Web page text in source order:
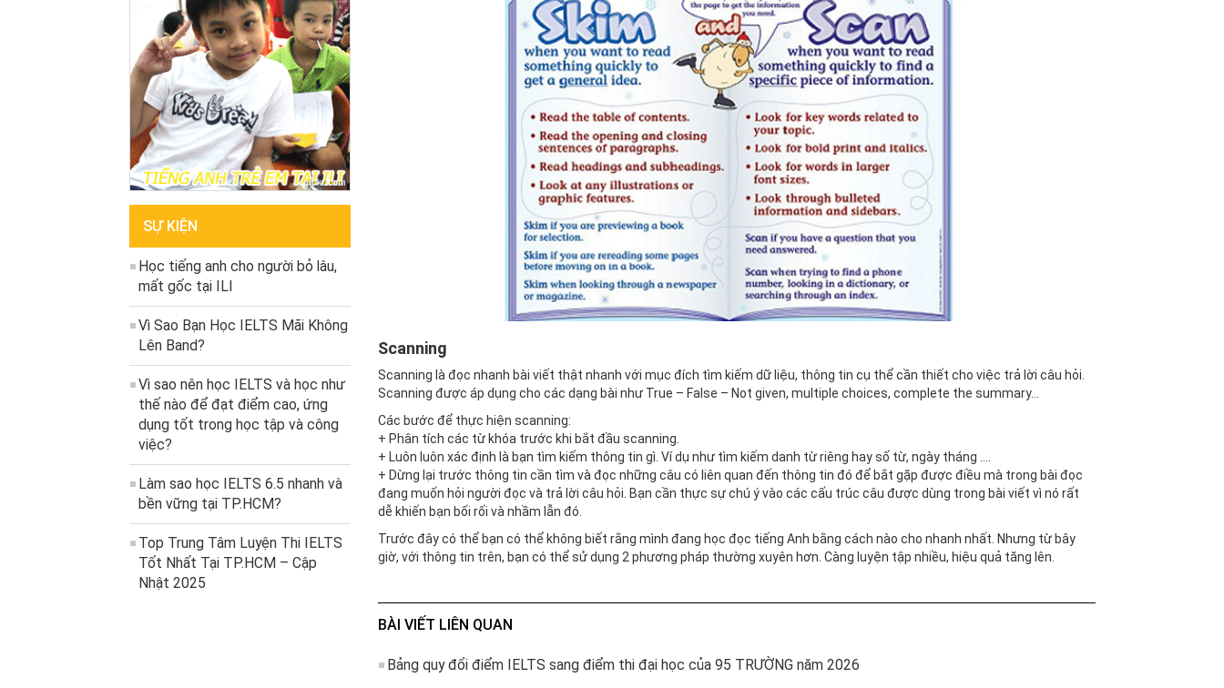
SỰ KIỆN
Học tiếng anh cho người bỏ lâu,
mất gốc tại ILI
Vì Sao Bạn Học IELTS Mãi Không
Lên Band?
Vì sao nên học IELTS và học như
thế nào để đạt điểm cao, ứng
dụng tốt trong học tập và công
việc?
Làm sao học IELTS 6.5 nhanh và
bền vững tại TP.HCM?
Top Trung Tâm Luyện Thi IELTS
Tốt Nhất Tại TP.HCM – Cập
Nhật 2025
Scanning
Scanning là đọc nhanh bài viết thật nhanh với mục đích tìm kiếm dữ liệu, thông tin cụ thể cần thiết cho việc trả lời câu hỏi.
Scanning được áp dụng cho các dạng bài như True – False – Not given, multiple choices, complete the summary...
Các bước để thực hiện scanning:
+ Phân tích các từ khóa trước khi bắt đầu scanning.
+ Luôn luôn xác định là bạn tìm kiếm thông tin gì. Ví dụ như tìm kiếm danh từ riêng hay số từ, ngày tháng ….
+ Dừng lại trước thông tin cần tìm và đọc những câu có liên quan đến thông tin đó để bắt gặp được điều mà trong bài đọc
đang muốn hỏi người đọc và trả lời câu hỏi. Bạn cần thực sự chú ý vào các cấu trúc câu được dùng trong bài viết vì nó rất
dễ khiến bạn bối rối và nhầm lẫn đó.
Trước đây có thể bạn có thể không biết rằng mình đang học đọc tiếng Anh bằng cách nào cho nhanh nhất. Nhưng từ bây
giờ, với thông tin trên, bạn có thể sử dụng 2 phương pháp thường xuyên hơn. Càng luyện tập nhiều, hiệu quả tăng lên.
BÀI VIẾT LIÊN QUAN
Bảng quy đổi điểm IELTS sang điểm thi đại học của 95 TRƯỜNG năm 2026